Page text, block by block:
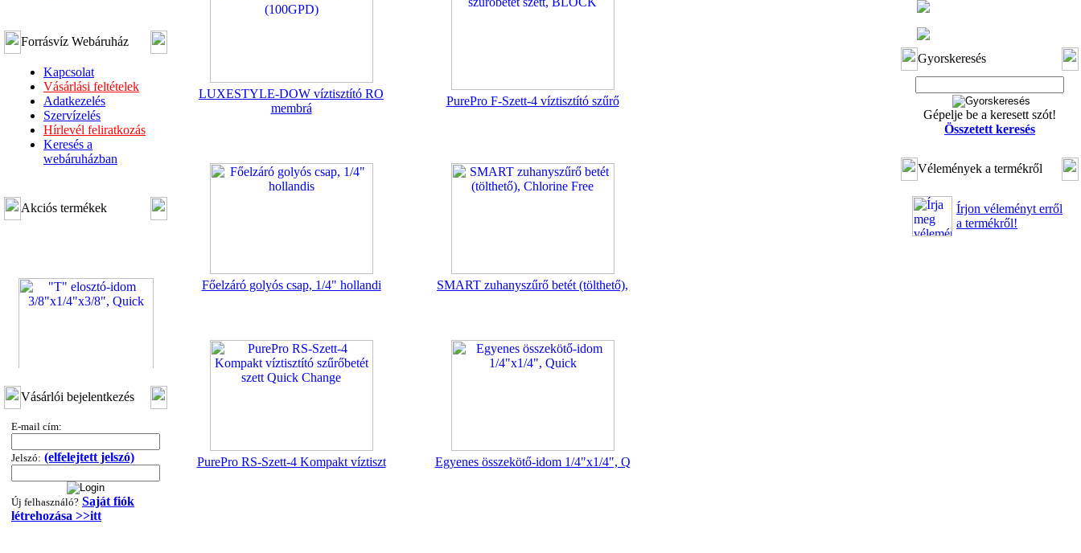
Forrásvíz Webáruház
Kapcsolat
Vásárlási feltételek
Adatkezelés
Szervízelés
Hírlevél feliratkozás
Keresés a
webáruházban
Akciós termékek
3/8"x1/4"x3/8", Quick
---------
Vásárlói bejelentkezés
E-mail cím:
Jelszó: (elfelejtett jelszó)
Új felhasználó? Saját fiók
létrehozása >>itt
LUXESTYLE-DOW víztisztító RO
membrá
PurePro F-Szett-4 víztisztító szűrő
Főelzáró golyós csap, 1/4" hollandi SMART zuhanyszűrő betét (tölthető),
PurePro RS-Szett-4 Kompakt víztiszt Egyenes összekötő-idom 1/4"x1/4", Q
Gyorskeresés
Gépelje be a keresett szót!
Összetett keresés
Vélemények a termékről
Írjon véleményt erről
a termékről!